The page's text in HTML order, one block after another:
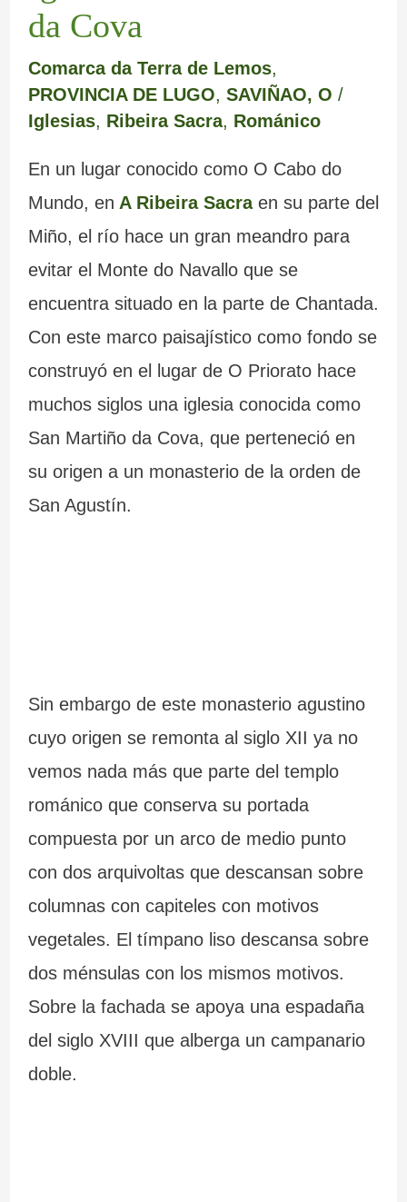
da Cova
Comarca da Terra de Lemos,
PROVINCIA DE LUGO, SAVIÑAO, O /
Iglesias, Ribeira Sacra, Románico
En un lugar conocido como O Cabo do
Mundo, en A Ribeira Sacraen su parte del
Miño, el río hace un gran meandro para
evitar el Monte do Navallo que se
encuentra situado en la parte de Chantada.
Con este marco paisajístico como fondo se
construyó en el lugar de O Priorato hace
muchos siglos una iglesia conocida como
San Martiño da Cova, que perteneció en
su origen a un monasterio de la orden de
San Agustín.
Sin embargo de este monasterio agustino
cuyo origen se remonta al siglo XII ya no
vemos nada más que parte del templo
románico que conserva su portada
compuesta por un arco de medio punto
con dos arquivoltas que descansan sobre
columnas con capiteles con motivos
vegetales. El tímpano liso descansa sobre
dos ménsulas con los mismos motivos.
Sobre la fachada se apoya una espadaña
del siglo XVIII que alberga un campanario
doble.